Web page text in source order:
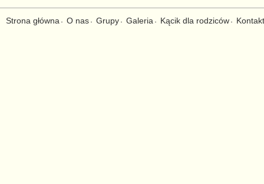
Strona główna O nas Grupy Galeria Kącik dla rodziców Kontakt